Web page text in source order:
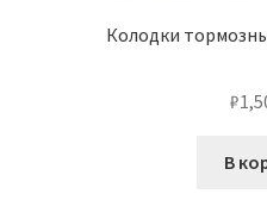
Колодки
₽
В